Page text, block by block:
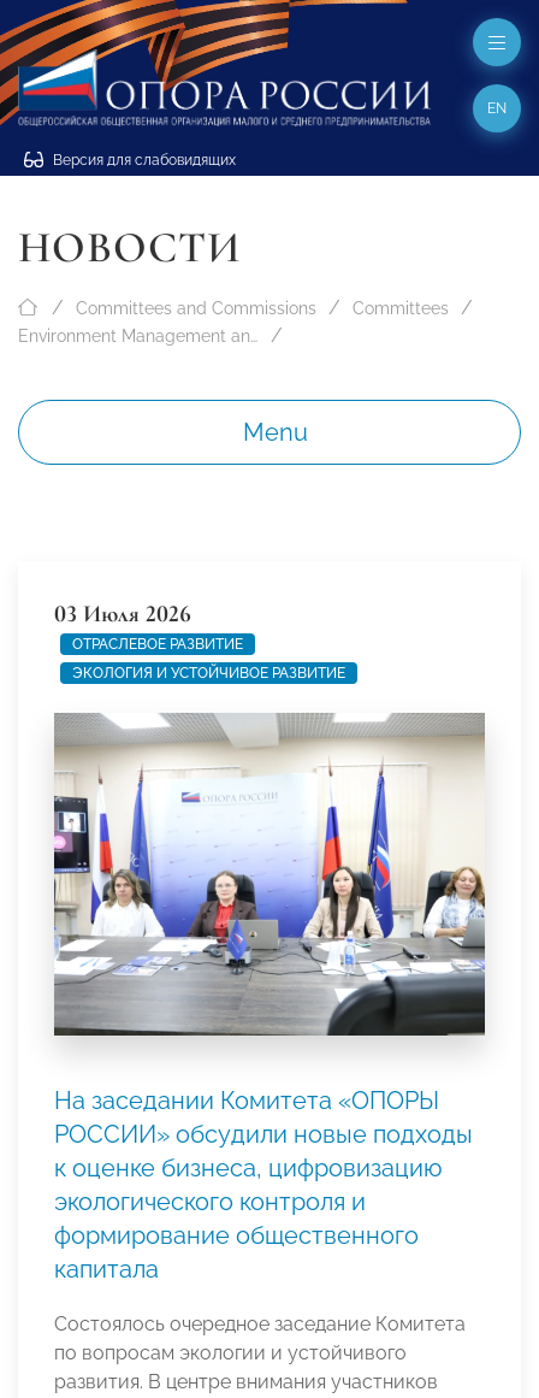
Версия для слабовидящих
EN
НОВОСТИ
Committees and Commissions
Committees
Environment Management and Ecology
Menu
03 Июля 2026
ОТРАСЛЕВОЕ РАЗВИТИЕ
ЭКОЛОГИЯ И УСТОЙЧИВОЕ РАЗВИТИЕ
На заседании Комитета «ОПОРЫ
РОССИИ» обсудили новые подходы
к оценке бизнеса, цифровизацию
экологического контроля и
формирование общественного
капитала
Состоялось очередное заседание Комитета
по вопросам экологии и устойчивого
развития. В центре внимания участников